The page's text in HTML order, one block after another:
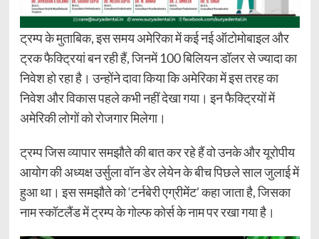
ट्रम्प के मुताबिक, इस समय अमेरिका में कई नई ऑटोमोबाइल और
ट्रक फैक्ट्रियां बन रही हैं, जिनमें 100 बिलियन डॉलर से ज्यादा का
निवेश हो रहा है। उन्होंने दावा किया कि अमेरिका में इस तरह का
निवेश और विकास पहले कभी नहीं देखा गया। इन फैक्ट्रियों में
अमेरिकी लोगों को रोजगार मिलेगा।
ट्रम्प जिस व्यापार समझौते की बात कर रहे हैं वो उनके और यूरोपीय
आयोग की अध्यक्ष उर्सुला वॉन डेर लेयेन के बीच पिछले साल जुलाई में
हुआ था। इस समझौते को ‘टर्नबेरी एग्रीमेंट’ कहा जाता है, जिसका
नाम स्कॉटलैंड में ट्रम्प के गोल्फ कोर्स के नाम पर रखा गया है।